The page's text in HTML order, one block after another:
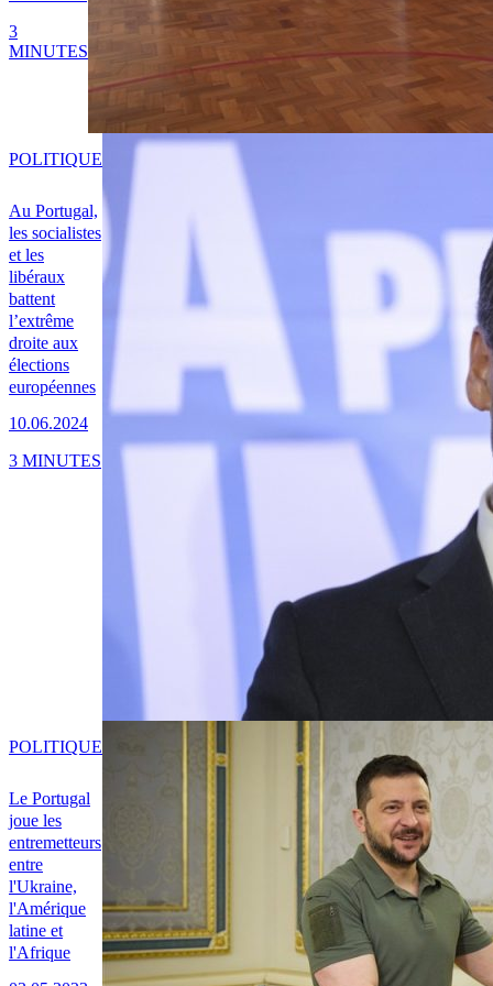
3
MINUTES
Au Portugal,
les socialistes
et les
libéraux
battent
l’extrême
droite aux
élections
européennes
10.06.2024
POLITIQUE
3 MINUTES
Le Portugal
joue les
entremetteurs
entre
l'Ukraine,
l'Amérique
latine et
l'Afrique
POLITIQUE